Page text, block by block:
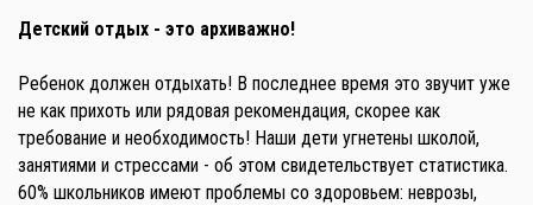
Детский отдых - это архиважно!
Ребенок должен отдыхать! В последнее время это звучит уже
не как прихоть или рядовая рекомендация, скорее как
требование и необходимость! Наши дети угнетены школой,
занятиями и стрессами - об этом свидетельствует статистика.
60% школьников имеют проблемы со здоровьем: неврозы,